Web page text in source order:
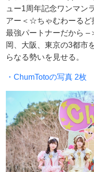
ュー1周年記念ワンマン
アー＜☆ちゃむわーる
最強パートナーだから –
岡、大阪、東京の3都市
らなる勢いを見せる。
・ChumTotoの写真 2枚